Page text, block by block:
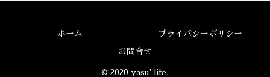
ホーム プライバシーポリシー
お問合せ
© 2020 yasu' life.